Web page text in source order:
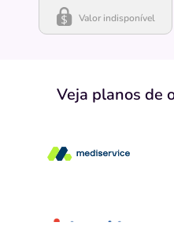
Valor indisponível
Veja planos de